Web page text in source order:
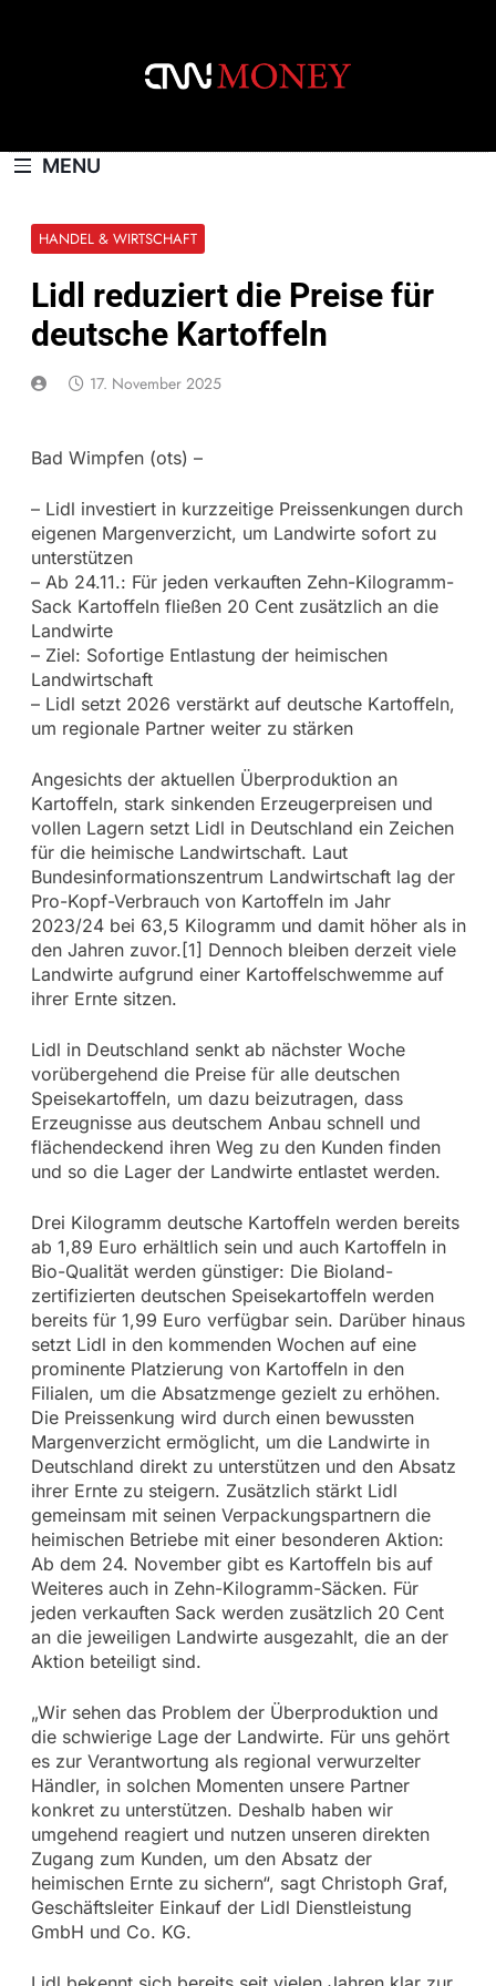
MENU
HANDEL & WIRTSCHAFT
Lidl reduziert die Preise für
deutsche Kartoffeln
17. November 2025
Bad Wimpfen (ots) –
– Lidl investiert in kurzzeitige Preissenkungen durch
eigenen Margenverzicht, um Landwirte sofort zu
unterstützen
– Ab 24.11.: Für jeden verkauften Zehn-Kilogramm-
Sack Kartoffeln fließen 20 Cent zusätzlich an die
Landwirte
– Ziel: Sofortige Entlastung der heimischen
Landwirtschaft
– Lidl setzt 2026 verstärkt auf deutsche Kartoffeln,
um regionale Partner weiter zu stärken
Angesichts der aktuellen Überproduktion an
Kartoffeln, stark sinkenden Erzeugerpreisen und
vollen Lagern setzt Lidl in Deutschland ein Zeichen
für die heimische Landwirtschaft. Laut
Bundesinformationszentrum Landwirtschaft lag der
Pro-Kopf-Verbrauch von Kartoffeln im Jahr
2023/24 bei 63,5 Kilogramm und damit höher als in
den Jahren zuvor.[1] Dennoch bleiben derzeit viele
Landwirte aufgrund einer Kartoffelschwemme auf
ihrer Ernte sitzen.
Lidl in Deutschland senkt ab nächster Woche
vorübergehend die Preise für alle deutschen
Speisekartoffeln, um dazu beizutragen, dass
Erzeugnisse aus deutschem Anbau schnell und
flächendeckend ihren Weg zu den Kunden finden
und so die Lager der Landwirte entlastet werden.
Drei Kilogramm deutsche Kartoffeln werden bereits
ab 1,89 Euro erhältlich sein und auch Kartoffeln in
Bio-Qualität werden günstiger: Die Bioland-
zertifizierten deutschen Speisekartoffeln werden
bereits für 1,99 Euro verfügbar sein. Darüber hinaus
setzt Lidl in den kommenden Wochen auf eine
prominente Platzierung von Kartoffeln in den
Filialen, um die Absatzmenge gezielt zu erhöhen.
Die Preissenkung wird durch einen bewussten
Margenverzicht ermöglicht, um die Landwirte in
Deutschland direkt zu unterstützen und den Absatz
ihrer Ernte zu steigern. Zusätzlich stärkt Lidl
gemeinsam mit seinen Verpackungspartnern die
heimischen Betriebe mit einer besonderen Aktion:
Ab dem 24. November gibt es Kartoffeln bis auf
Weiteres auch in Zehn-Kilogramm-Säcken. Für
jeden verkauften Sack werden zusätzlich 20 Cent
an die jeweiligen Landwirte ausgezahlt, die an der
Aktion beteiligt sind.
„Wir sehen das Problem der Überproduktion und
die schwierige Lage der Landwirte. Für uns gehört
es zur Verantwortung als regional verwurzelter
Händler, in solchen Momenten unsere Partner
konkret zu unterstützen. Deshalb haben wir
umgehend reagiert und nutzen unseren direkten
Zugang zum Kunden, um den Absatz der
heimischen Ernte zu sichern“, sagt Christoph Graf,
Geschäftsleiter Einkauf der Lidl Dienstleistung
GmbH und Co. KG.